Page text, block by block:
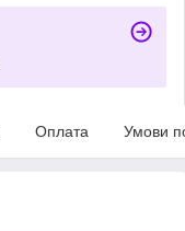
Оплата Умови